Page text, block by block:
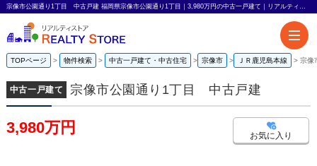
宗像市公園通り1丁目 中古戸建 福岡県宗像市公園通り1丁目｜3,980万円の中古一戸建て｜リアルティストア
TOPページ 物件検索 中古一戸建て・中古住宅 宗像市 ＪＲ鹿児島本線 宗像
中古一戸建て 宗像市公園通り1丁目 中古戸建
3,980万円 お気に入り